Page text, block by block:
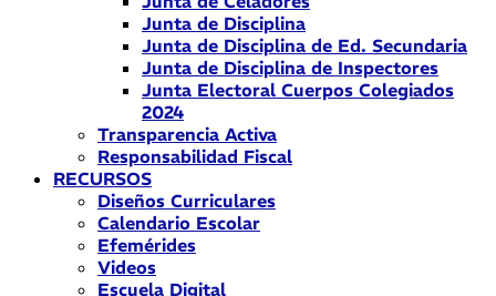
Junta de Disciplina
Junta de Disciplina de Ed. Secundaria
Junta de Disciplina de Inspectores
Junta Electoral Cuerpos Colegiados
2024
Transparencia Activa
Responsabilidad Fiscal
RECURSOS
Diseños Curriculares
Calendario Escolar
Efemérides
Videos
Escuela Digital